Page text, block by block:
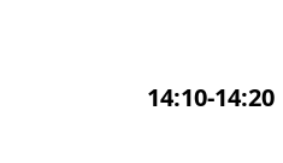
14:10-14:20